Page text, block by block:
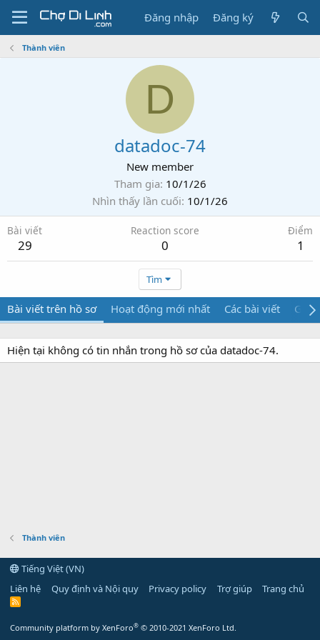
Đăng nhập Đăng ký
Thành viên
D
datadoc-74
New member
Tham gia 10/1/26
Nhìn thấy lần cuối 10/1/26
Bài viết
29
Reaction score
0
Điểm
1
Tìm
Bài viết trên hồ sơ Hoạt động mới nhất Các bài viết Giới
Hiện tại không có tin nhắn trong hồ sơ của datadoc-74.
Thành viên
Tiếng Việt (VN)
Liên hệ
Quy định và Nội quy Privacy policy Trợ giúp Trang chủ
R
Community platform by XenForo® © 2010-2021 XenForo Ltd.